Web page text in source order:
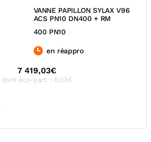
VANNE PAPILLON SYLAX V96
ACS PN10 DN400 + RM
400 PN10
en réappro
7 419,03€
dont éco-part. : 0,03€